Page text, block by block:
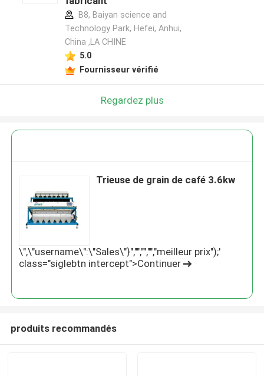
B8, Baiyan science and
Technology Park, Hefei, Anhui,
China ,LA CHINE
5.0
Fournisseur vérifié
Regardez plus
Trieuse de grain de café 3.6kw
\",\"username\":\"Sales\"}","","","","meilleur prix");'
class="siglebtn intercept">Continuer
produits recommandés